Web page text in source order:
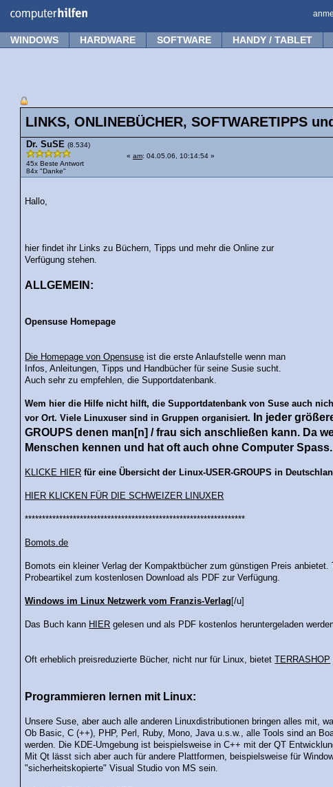
WINDOWS HARDWARE SOFTWARE HANDY / TABLET
LINKS, ONLINEBÜCHER, SOFTWARETIPPS
Dr. SuSE (8.534)
45x Beste Antwort
84x "Danke"
« am: 04.05.06, 10:14:54 »
Hallo,
hier findet ihr Links zu Büchern, Tipps und mehr die Online zur
Verfügung stehen.
ALLGEMEIN:
Opensuse Homepage
Die Homepage von Opensuse ist die erste Anlaufstelle wenn man
Infos, Anleitungen, Tipps und Handbücher für seine Susie sucht.
Auch sehr zu empfehlen, die Supportdatenbank.
Wem hier die Hilfe nicht hilft, die Supportdatenbank von Suse auch
vor Ort. Viele Linuxuser sind in Gruppen organisiert.
In jeder
GROUPS denen man[n] / frau sich anschließen kann. Da
Menschen kennen und hat oft auch ohne Computer Spass.
KLICKE HIER für eine Übersicht der Linux-USER-GROUPS in
HIER KLICKEN FÜR DIE SCHWEIZER LINUXER
****************************************************************
Bomots.de
Bomots ein kleiner Verlag der Kompaktbücher zum günstigen Preis
Probeartikel zum kostenlosen Download als PDF zur Verfügung.
Windows im Linux Netzwerk vom Franzis-Verlag [/u]
Das Buch kann HIER gelesen und als PDF kostenlos heruntergeladen
Oft erheblich preisreduzierte Bücher, nicht nur für Linux, bietetTERRASHOP
Programmieren lernen mit Linux:
Unsere Suse, aber auch alle anderen Linuxdistributionen bringen alles mit,
Ob Basic, C (++), PHP, Perl, Ruby, Mono, Java u.s.w., alle Tools sind an
werden. Die KDE-Umgebung ist beispielsweise in C++ mit der QT
Mit Qt lässt sich aber auch für andere Plattformen, beispielsweise für
"sicherheitskopierte" Visual Studio von MS sein.